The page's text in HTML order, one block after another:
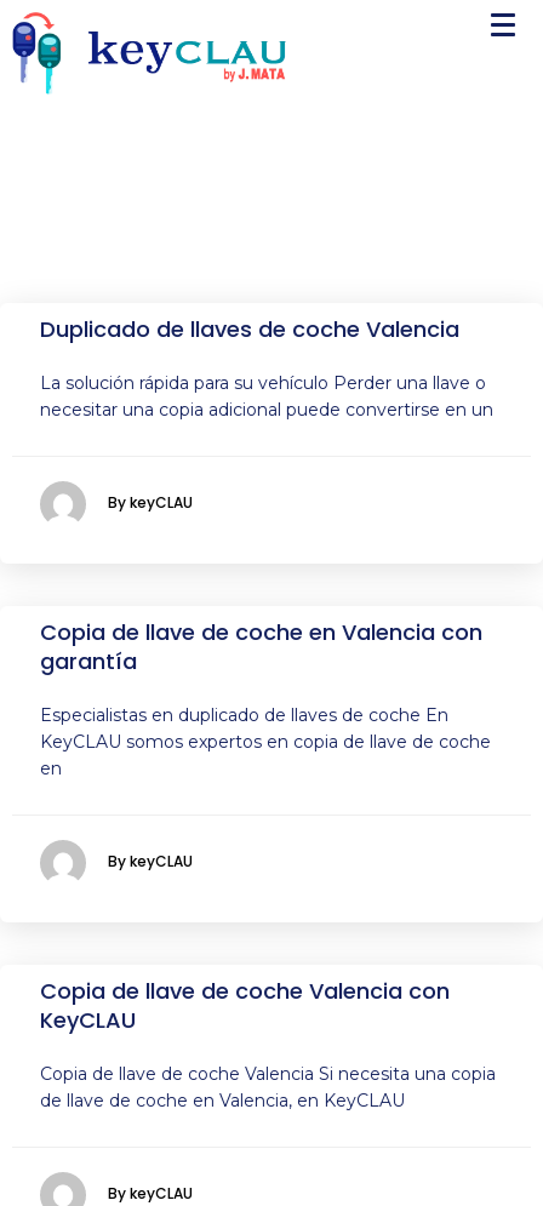
Duplicado de llaves de coche Valencia
La solución rápida para su vehículo Perder una llave o
necesitar una copia adicional puede convertirse en un
By keyCLAU
Copia de llave de coche en Valencia con
garantía
Especialistas en duplicado de llaves de coche En
KeyCLAU somos expertos en copia de llave de coche
en
By keyCLAU
Copia de llave de coche Valencia con
KeyCLAU
Copia de llave de coche Valencia Si necesita una copia
de llave de coche en Valencia, en KeyCLAU
By keyCLAU